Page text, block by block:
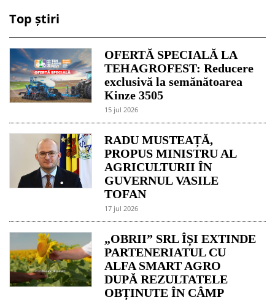
Top știri
OFERTĂ SPECIALĂ LA
TEHAGROFEST: Reducere
exclusivă la semănătoarea
Kinze 3505
15 jul 2026
RADU MUSTEAȚĂ,
PROPUS MINISTRU AL
AGRICULTURII ÎN
GUVERNUL VASILE
TOFAN
17 jul 2026
„OBRII” SRL ÎȘI EXTINDE
PARTENERIATUL CU
ALFA SMART AGRO
DUPĂ REZULTATELE
OBȚINUTE ÎN CÂMP